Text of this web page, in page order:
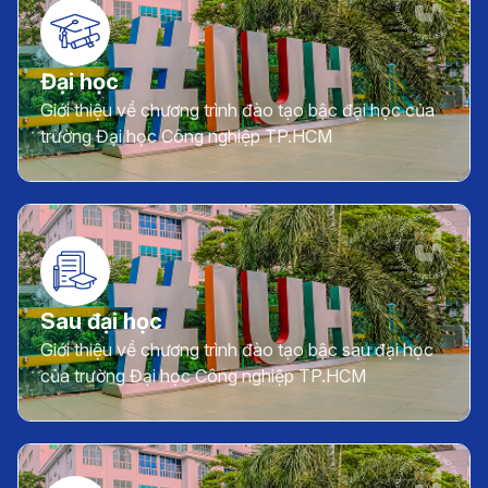
Đại học
Giới thiệu về chương trình đào tạo bậc đại học của
trường Đại học Công nghiệp TP.HCM
Sau đại học
Giới thiệu về chương trình đào tạo bậc sau đại học
của trường Đại học Công nghiệp TP.HCM